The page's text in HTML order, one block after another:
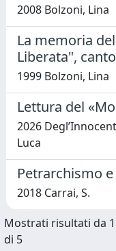
2008 Bolzoni, Lina
La memoria
Liberata",
1999 Bolzoni, Lina
Lettura del
2026
Luca
Petrarchismo
2018 Carrai, S.
Mostrati risultati da
di 5